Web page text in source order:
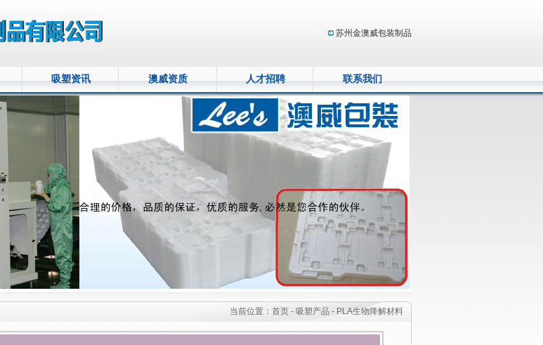
苏州金澳威包装制品
吸塑资讯 澳威资质 人才招聘 联系我们
当前位置： 首页 - 吸塑产品 - PLA生物降解材料